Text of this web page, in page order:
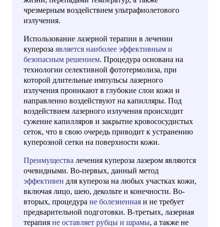
чрезмерным воздействием ультрафиолетового
излучения.
Использование лазерной терапии в лечении
купероза является наиболее эффективным и
безопасным решением. Процедура основана на
технологии селективной фототермолиза, при
которой длительные импульсы лазерного
излучения проникают в глубокие слои кожи и
направленно воздействуют на капилляры. Под
воздействием лазерного излучения происходит
сужение капилляров и закрытие кровососудистых
сеток, что в свою очередь приводит к устранению
куперозной сетки на поверхности кожи.
Преимущества лечения купероза лазером являются
очевидными. Во-первых, данный метод
эффективен для купероза на любых участках кожи,
включая лицо, шею, декольте и конечности. Во-
вторых, процедура не болезненная и не требует
предварительной подготовки. В-третьих, лазерная
терапия не оставляет рубцы и шрамы, а также не